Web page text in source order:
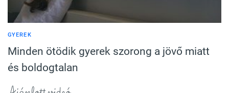
GYEREK
Minden ötödik gyerek szorong a jövő miatt
és boldogtalan